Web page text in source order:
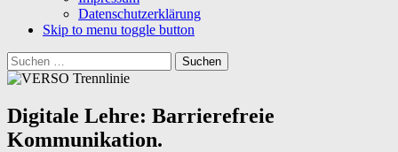
Datenschutzerklärung
Skip to menu toggle button
Suchen
nach:
Digitale Lehre: Barrierefreie
Kommunikation.